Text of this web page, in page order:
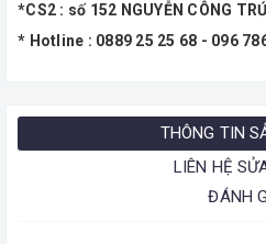
*CS2 : số 152 NGUYỄN CÔNG
* Hotline : 0889 25 25 68 - 096
THÔNG TIN
LIÊN HỆ
ĐÁNH